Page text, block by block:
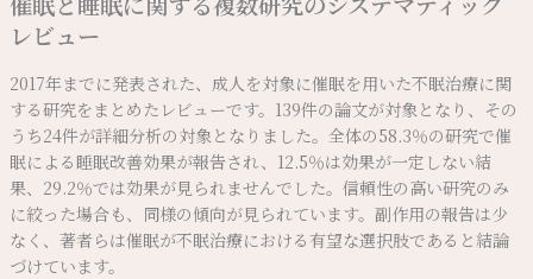
レビュー
2017年までに発表された、成人を対象に催眠を用いた不眠治療に関
する研究をまとめたレビューです。139件の論文が対象となり、その
うち24件が詳細分析の対象となりました。全体の58.3％の研究で催
眠による睡眠改善効果が報告され、12.5％は効果が一定しない結
果、29.2％では効果が見られませんでした。信頼性の高い研究のみ
に絞った場合も、同様の傾向が見られています。副作用の報告は少
なく、著者らは催眠が不眠治療における有望な選択肢であると結論
づけています。